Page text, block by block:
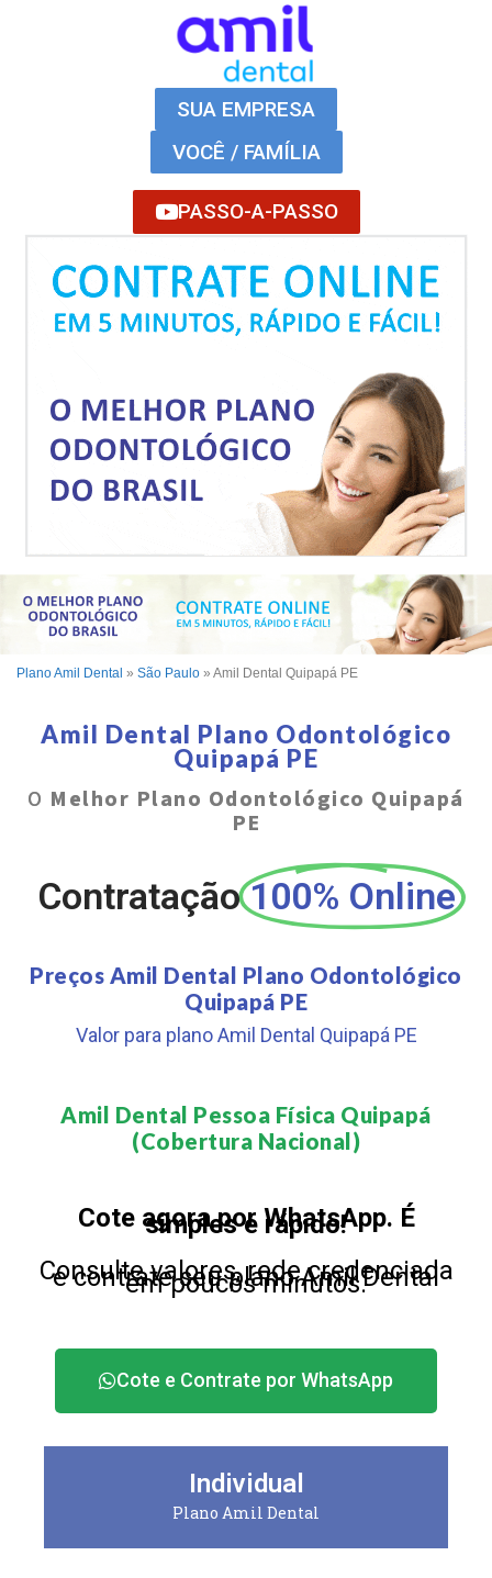
SUA EMPRESA
VOCÊ / FAMÍLIA
PASSO-A-PASSO
Plano Amil Dental » São Paulo » Amil Dental Quipapá PE
Amil Dental Plano Odontológico
Quipapá PE
O Melhor Plano Odontológico Quipapá
PE
Contratação 100% Online
Preços Amil Dental Plano Odontológico
Quipapá PE
Valor para plano Amil Dental Quipapá PE
Amil Dental Pessoa Física Quipapá
(Cobertura Nacional)​
Cote agora por WhatsApp. É
simples e rápido!
Consulte valores, rede credenciada
e contrate seu plano Amil Dental
em poucos minutos.
Cote e Contrate por WhatsApp
Individual
Plano Amil Dental